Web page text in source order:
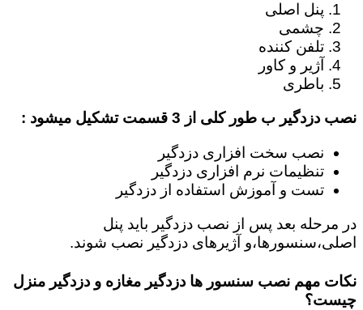
پنل اصلی
چشمی
تلفن کننده
آژیر و کاور
باطری
نصب دزدگیر ب طور کلی از 3 قسمت تشکیل میشود :
نصب سخت افزاری دزدگیر
تنظیمات نرم افزاری دزدگیر
تست و آموزش استفاده از دزدگیر
در مرحله بعد پس از نصب دزدگیر باید پنل
اصلی،سنسورها،و آژیرهای دزدگیر نصب شوند.
نکات مهم نصب سنسور ها دزدگیر مغازه و دزدگیر منزل
چیست؟